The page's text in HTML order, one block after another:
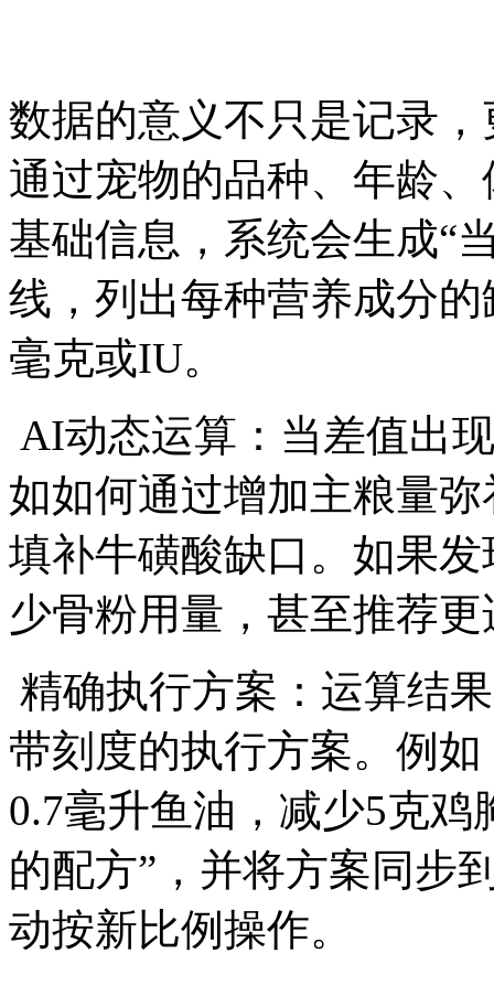
数据的意义不只是记录
通过宠物的品种、年龄
基础信息，系统会生成“
线，列出每种营养成分
毫克或IU。
AI动态运算：当差值出
如如何通过增加主粮量
填补牛磺酸缺口。如果
少骨粉用量，甚至推荐
精确执行方案：运算结
带刻度的执行方案。例
0.7毫升鱼油，减少5克鸡
的配方”，并将方案同步
动按新比例操作。